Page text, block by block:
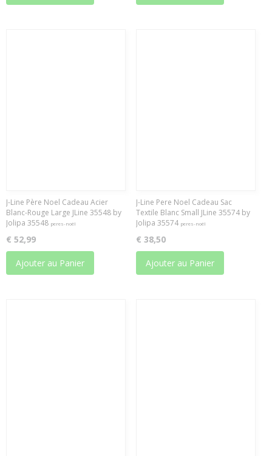
J-Line Père Noel Cadeau Acier
Blanc-Rouge Large JLine 35548 by
Jolipa 35548 peres-noël
€ 52,99
Ajouter au Panier
J-Line Pere Noel Cadeau Sac
Textile Blanc Small JLine 35574 by
Jolipa 35574 peres-noël
€ 38,50
Ajouter au Panier